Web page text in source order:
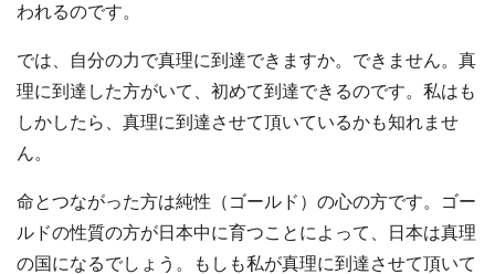
われるのです。
では、自分の力で真理に到達できますか。できません。真
理に到達した方がいて、初めて到達できるのです。私はも
しかしたら、真理に到達させて頂いているかも知れませ
ん。
命とつながった方は純性（ゴールド）の心の方です。ゴー
ルドの性質の方が日本中に育つことによって、日本は真理
の国になるでしょう。もしも私が真理に到達させて頂いて